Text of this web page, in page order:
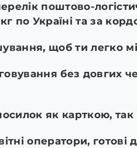
поштово-
по Україні та за
щоб ти легко
без довгих
як карткою, так
оператори,